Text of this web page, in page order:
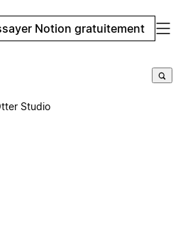
Notion gratuitement
Studio